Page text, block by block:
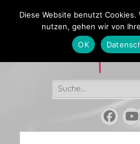
Suchen
nach:
Diese Website benutzt
nutzen, gehen wir von
OK